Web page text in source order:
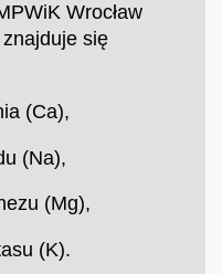
Wrocław
się
(Ca),
(Na),
(Mg),
(K).